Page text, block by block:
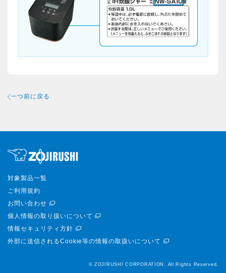
一つ前に戻る
対象製品一覧
ご利用規約
お問い合わせ
個人情報の取り扱いについて
情報セキュリティ方針
外部に送信されるCookie等の情報の取扱いについて
© ZOJIRUSHI CORPORATION. All Rights Reserved.